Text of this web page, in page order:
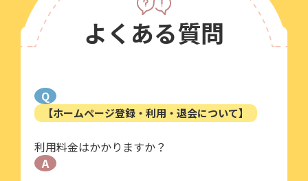
よくある質問
Q
【ホームページ登録・利用・退会について】
利用料金はかかりますか？
A